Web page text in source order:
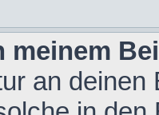
meinem
an